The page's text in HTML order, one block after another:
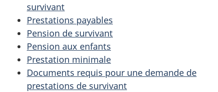
survivant
Prestations payables
Pension de survivant
Pension aux enfants
Prestation minimale
Documents requis pour une demande de
prestations de survivant